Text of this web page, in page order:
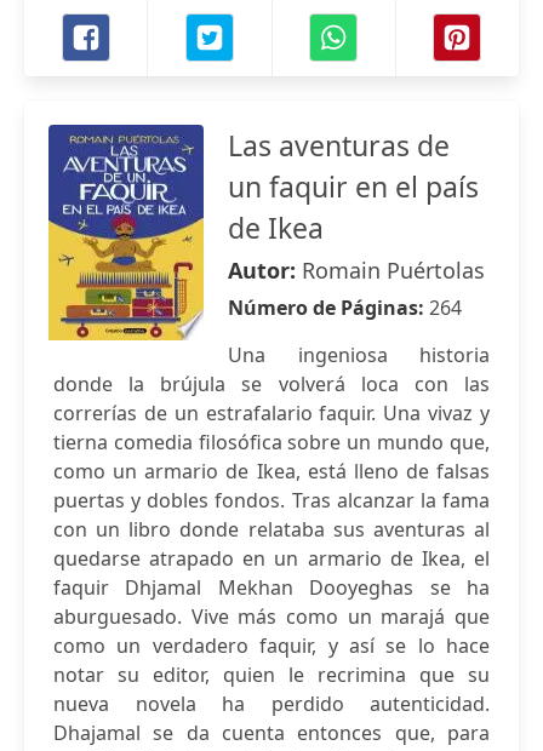
Las aventuras de
un faquir en el país
de Ikea
Autor: Romain Puértolas
Número de Páginas: 264
Una ingeniosa historia
donde la brújula se volverá loca con las
correrías de un estrafalario faquir. Una vivaz y
tierna comedia filosófica sobre un mundo que,
como un armario de Ikea, está lleno de falsas
puertas y dobles fondos. Tras alcanzar la fama
con un libro donde relataba sus aventuras al
quedarse atrapado en un armario de Ikea, el
faquir Dhjamal Mekhan Dooyeghas se ha
aburguesado. Vive más como un marajá que
como un verdadero faquir, y así se lo hace
notar su editor, quien le recrimina que su
nueva novela ha perdido autenticidad.
Dhajamal se da cuenta entonces que, para